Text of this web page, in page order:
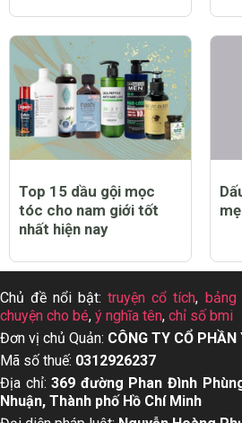
Top 15 dầu gội mọc
tóc cho nam giới tốt
nhất hiện nay
Chủ đề nổi bật:truyện cổ tích,
chuyện cho bé, ý nghĩa tên, chỉ số bmi
Đơn vị chủ Quản: CÔNG TY CỔ PHẦN
Mã số thuế: 0312926237
Địa chỉ:369 đường Phan Đình
Nhuận, Thành phố Hồ Chí Minh